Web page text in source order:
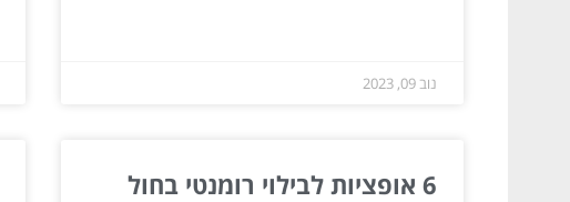
נוב 09, 2023
6 אופציות לבילוי רומנטי בחול